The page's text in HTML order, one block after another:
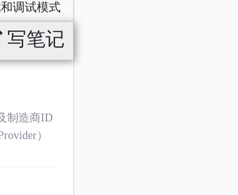
调试模式
写笔记
制造商ID
）